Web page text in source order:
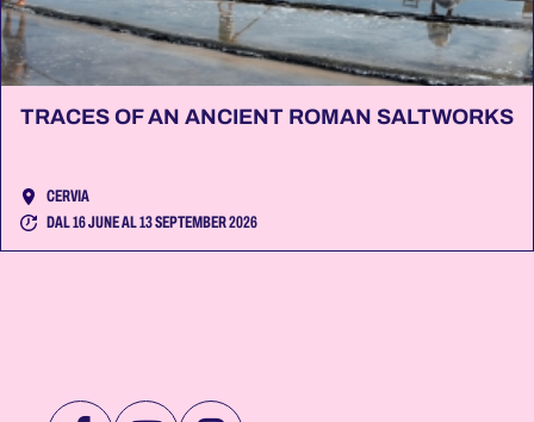
TRACES OF AN ANCIENT ROMAN SALTWORKS
CERVIA
DAL 16 JUNE AL 13 SEPTEMBER 2026